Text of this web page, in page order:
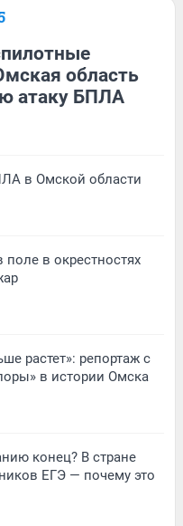
область
атаку БПЛА
в Омской области
в окрестностях
растет»: репортаж с
в истории Омска
конец? В стране
ЕГЭ — почему это